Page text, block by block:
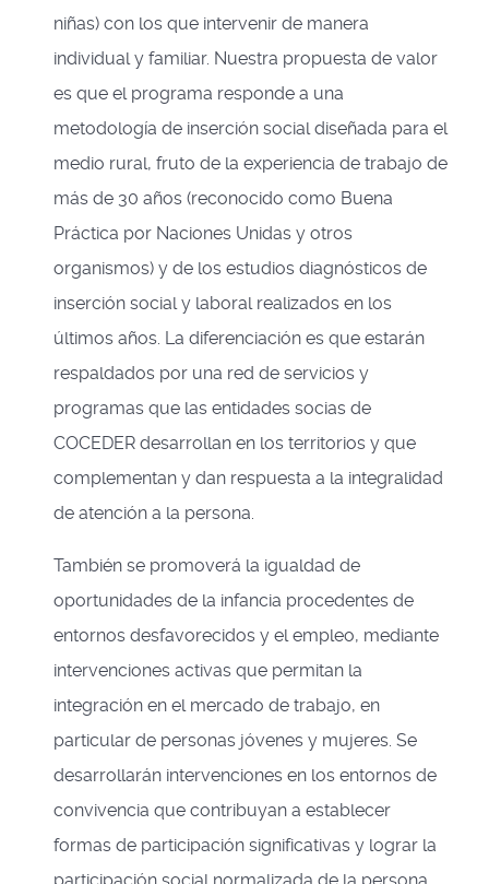
niñas) con los que intervenir de manera
individual y familiar. Nuestra propuesta de valor
es que el programa responde a una
metodología de inserción social diseñada para el
medio rural, fruto de la experiencia de trabajo de
más de 30 años (reconocido como Buena
Práctica por Naciones Unidas y otros
organismos) y de los estudios diagnósticos de
inserción social y laboral realizados en los
últimos años. La diferenciación es que estarán
respaldados por una red de servicios y
programas que las entidades socias de
COCEDER desarrollan en los territorios y que
complementan y dan respuesta a la integralidad
de atención a la persona.
También se promoverá la igualdad de
oportunidades de la infancia procedentes de
entornos desfavorecidos y el empleo, mediante
intervenciones activas que permitan la
integración en el mercado de trabajo, en
particular de personas jóvenes y mujeres. Se
desarrollarán intervenciones en los entornos de
convivencia que contribuyan a establecer
formas de participación significativas y lograr la